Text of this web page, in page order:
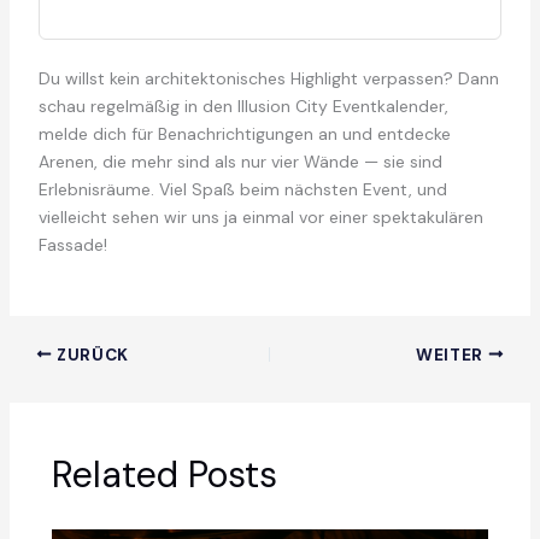
Du willst kein architektonisches Highlight verpassen? Dann
schau regelmäßig in den Illusion City Eventkalender,
melde dich für Benachrichtigungen an und entdecke
Arenen, die mehr sind als nur vier Wände — sie sind
Erlebnisräume. Viel Spaß beim nächsten Event, und
vielleicht sehen wir uns ja einmal vor einer spektakulären
Fassade!
ZURÜCK WEITER
Related Posts